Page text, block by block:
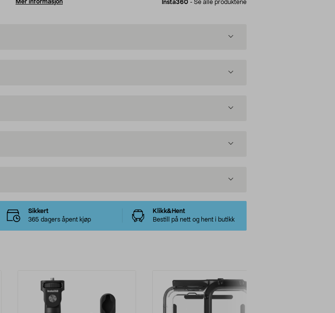
Mer informasjon Insta360 - Se alle produktene
Sikkert
365 dagers åpent kjøp
Klikk&Hent
Bestill på nett og hent i butikk